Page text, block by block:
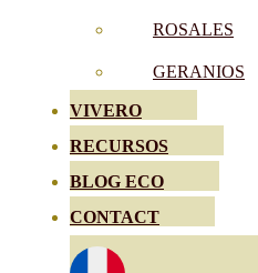
ROSALES
GERANIOS
VIVERO
RECURSOS
BLOG ECO
CONTACT